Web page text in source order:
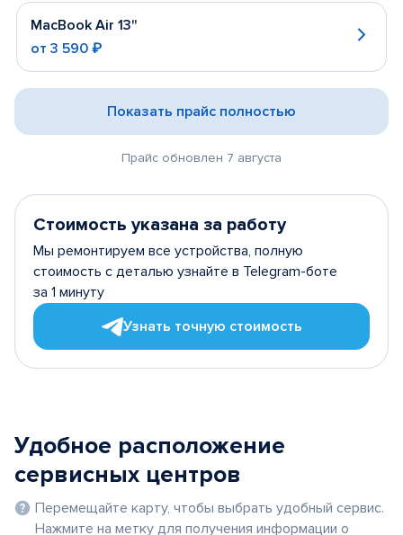
MacBook Air 13"
от 3 590 ₽
Показать прайс полностью
Прайс обновлен 7 августа
Стоимость указана за работу
Мы ремонтируем все устройства, полную
стоимость с деталью узнайте в Telegram-боте
за 1 минуту
Узнать точную стоимость
Удобное расположение
сервисных центров
Перемещайте карту, чтобы выбрать удобный сервис.
Нажмите на метку для получения информации о